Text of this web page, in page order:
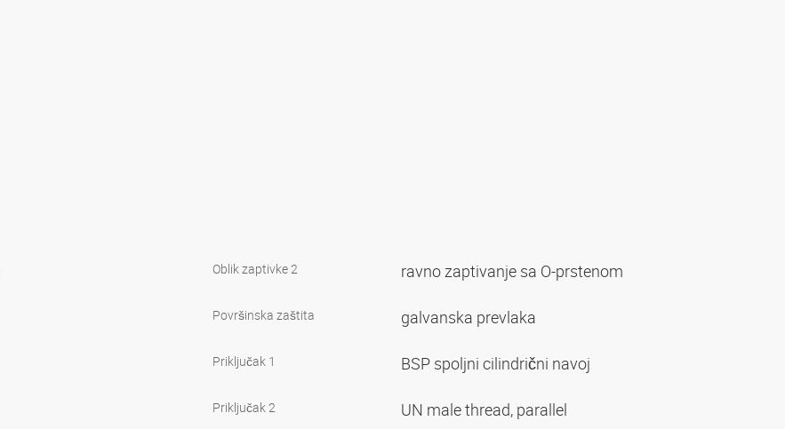
Oblik zaptivke 2 ravno zaptivanje sa O-prstenom
Površinska zaštita galvanska prevlaka
Priključak 1 BSP spoljni cilindrični navoj
Priključak 2 UN male thread, parallel